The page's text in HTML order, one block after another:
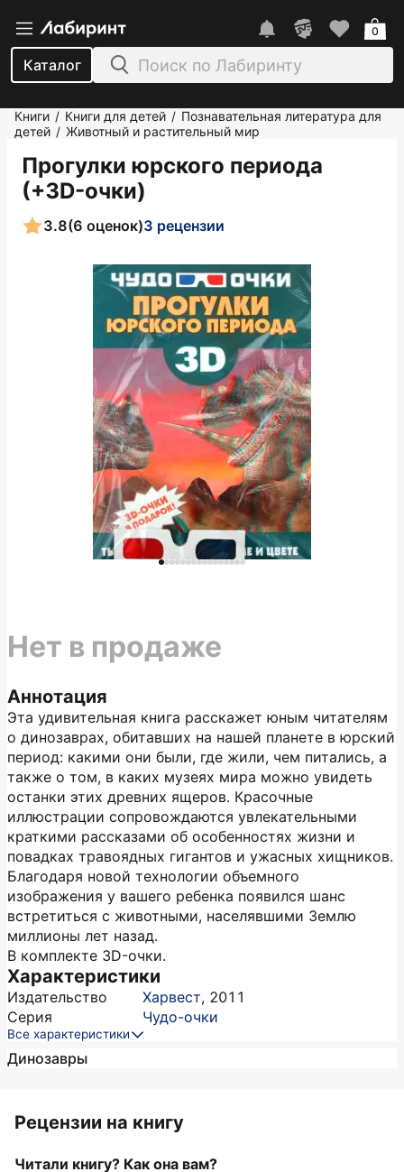
Каталог
0
Книги / Книги для детей / Познавательная литература для
детей / Животный и растительный мир
Прогулки юрского периода
(+3D-очки)
3.8(6 оценок)3 рецензии
Аннотация
Эта удивительная книга расскажет юным читателям
о динозаврах, обитавших на нашей планете в юрский
период: какими они были, где жили, чем питались, а
также о том, в каких музеях мира можно увидеть
останки этих древних ящеров. Красочные
иллюстрации сопровождаются увлекательными
краткими рассказами об особенностях жизни и
повадках травоядных гигантов и ужасных хищников.
Благодаря новой технологии объемного
изображения у вашего ребенка появился шанс
встретиться с животными, населявшими Землю
миллионы лет назад.
В комплекте 3D-очки.
Характеристики
Издательство Харвест, 2011
Серия
Чудо-очки
Все характеристики
Динозавры
Нет в продаже
Рецензии на книгу
Читали книгу? Как она вам?